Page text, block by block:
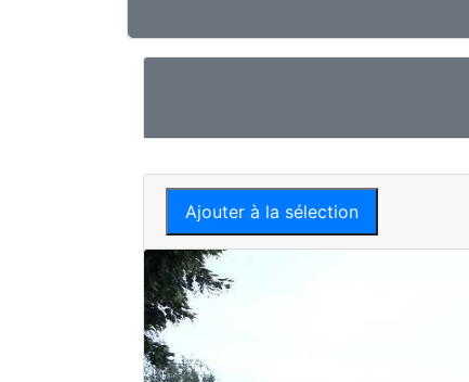
Ajouter à la sélection